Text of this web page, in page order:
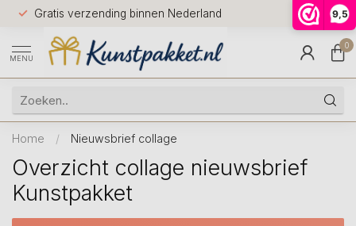
9,5
Gratis verzending binnen Nederland
Voor
huis
9.5
MENU
0
Home / Nieuwsbrief collage
Overzicht collage nieuwsbrief
Kunstpakket